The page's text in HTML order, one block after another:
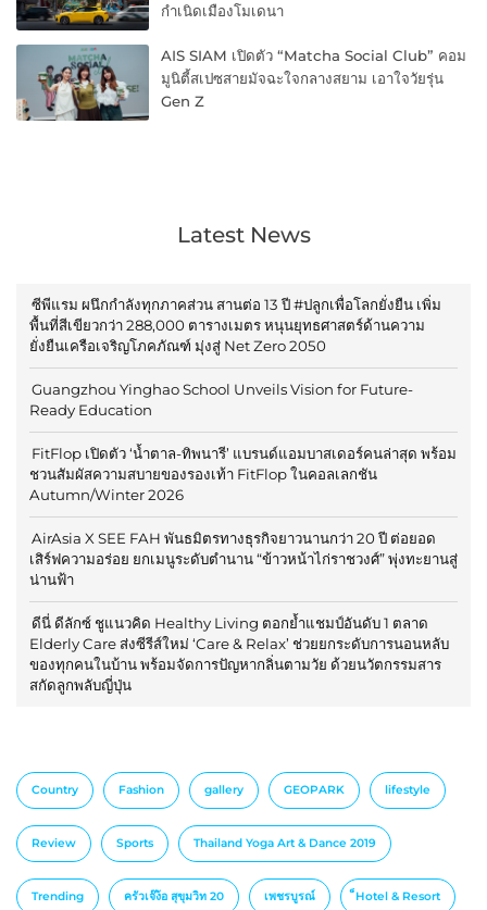
กำเนิดเมืองโมเดนา
AIS SIAM เปิดตัว “Matcha Social Club” คอม
มูนิตี้สเปซสายมัจฉะใจกลางสยาม เอาใจวัยรุ่น
Gen Z
Latest News
ซีพีแรม ผนึกกำลังทุกภาคส่วน สานต่อ 13 ปี #ปลูกเพื่อโลกยั่งยืน เพิ่ม
พื้นที่สีเขียวกว่า 288,000 ตารางเมตร หนุนยุทธศาสตร์ด้านความ
ยั่งยืนเครือเจริญโภคภัณฑ์ มุ่งสู่ Net Zero 2050
Guangzhou Yinghao School Unveils Vision for Future-
Ready Education
FitFlop เปิดตัว ‘น้ำตาล-ทิพนารี’ แบรนด์แอมบาสเดอร์คนล่าสุด พร้อม
ชวนสัมผัสความสบายของรองเท้า FitFlop ในคอลเลกชัน
Autumn/Winter 2026
AirAsia X SEE FAH พันธมิตรทางธุรกิจยาวนานกว่า 20 ปี ต่อยอด
เสิร์ฟความอร่อย ยกเมนูระดับตำนาน “ข้าวหน้าไก่ราชวงศ์” พุ่งทะยานสู่
น่านฟ้า
ดีนี่ ดีลักซ์ ชูแนวคิด Healthy Living ตอกย้ำแชมป์อันดับ 1 ตลาด
Elderly Care ส่งซีรีส์ใหม่ ‘Care & Relax’ ช่วยยกระดับการนอนหลับ
ของทุกคนในบ้าน พร้อมจัดการปัญหากลิ่นตามวัย ด้วยนวัตกรรมสาร
สกัดลูกพลับญี่ปุ่น
Country Fashion gallery GEOPARK lifestyle
Review Sports Thailand Yoga Art & Dance 2019
Trending ครัวเจ๊ง้อ สุขุมวิท 20 เพชรบูรณ์ ็Hotel & Resort